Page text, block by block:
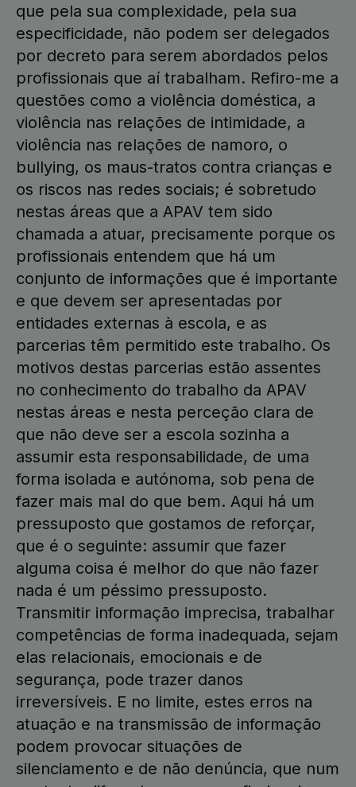
que pela sua complexidade, pela sua
especificidade, não podem ser delegados
por decreto para serem abordados pelos
profissionais que aí trabalham. Refiro-me a
questões como a violência doméstica, a
violência nas relações de intimidade, a
violência nas relações de namoro, o
bullying, os maus-tratos contra crianças e
os riscos nas redes sociais; é sobretudo
nestas áreas que a APAV tem sido
chamada a atuar, precisamente porque os
profissionais entendem que há um
conjunto de informações que é importante
e que devem ser apresentadas por
entidades externas à escola, e as
parcerias têm permitido este trabalho. Os
motivos destas parcerias estão assentes
no conhecimento do trabalho da APAV
nestas áreas e nesta perceção clara de
que não deve ser a escola sozinha a
assumir esta responsabilidade, de uma
forma isolada e autónoma, sob pena de
fazer mais mal do que bem. Aqui há um
pressuposto que gostamos de reforçar,
que é o seguinte: assumir que fazer
alguma coisa é melhor do que não fazer
nada é um péssimo pressuposto.
Transmitir informação imprecisa, trabalhar
competências de forma inadequada, sejam
elas relacionais, emocionais e de
segurança, pode trazer danos
irreversíveis. E no limite, estes erros na
atuação e na transmissão de informação
podem provocar situações de
silenciamento e de não denúncia, que num